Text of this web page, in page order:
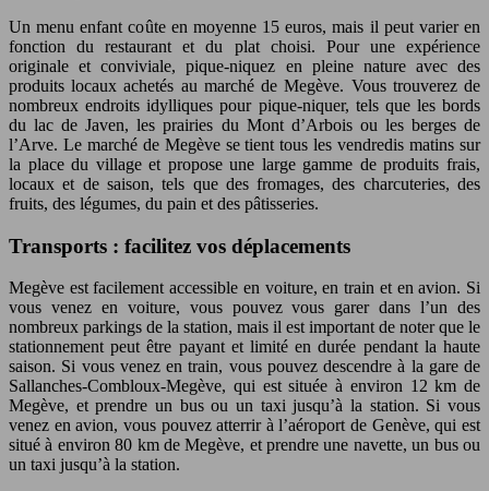
Un menu enfant coûte en moyenne 15 euros, mais il peut varier en
fonction du restaurant et du plat choisi. Pour une expérience
originale et conviviale, pique-niquez en pleine nature avec des
produits locaux achetés au marché de Megève. Vous trouverez de
nombreux endroits idylliques pour pique-niquer, tels que les bords
du lac de Javen, les prairies du Mont d’Arbois ou les berges de
l’Arve. Le marché de Megève se tient tous les vendredis matins sur
la place du village et propose une large gamme de produits frais,
locaux et de saison, tels que des fromages, des charcuteries, des
fruits, des légumes, du pain et des pâtisseries.
Transports : facilitez vos déplacements
Megève est facilement accessible en voiture, en train et en avion. Si
vous venez en voiture, vous pouvez vous garer dans l’un des
nombreux parkings de la station, mais il est important de noter que le
stationnement peut être payant et limité en durée pendant la haute
saison. Si vous venez en train, vous pouvez descendre à la gare de
Sallanches-Combloux-Megève, qui est située à environ 12 km de
Megève, et prendre un bus ou un taxi jusqu’à la station. Si vous
venez en avion, vous pouvez atterrir à l’aéroport de Genève, qui est
situé à environ 80 km de Megève, et prendre une navette, un bus ou
un taxi jusqu’à la station.